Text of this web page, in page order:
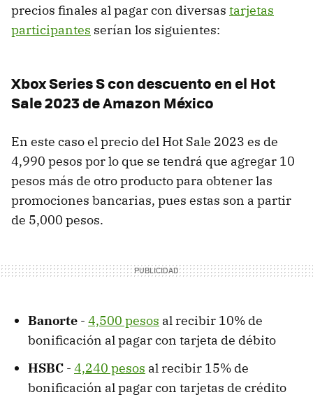
precios finales al pagar con diversas tarjetas
participantes serían los siguientes:
Xbox Series S con descuento en el Hot
Sale 2023 de Amazon México
En este caso el precio del Hot Sale 2023 es de
4,990 pesos por lo que se tendrá que agregar 10
pesos más de otro producto para obtener las
promociones bancarias, pues estas son a partir
de 5,000 pesos.
Banorte - 4,500 pesos al recibir 10% de
bonificación al pagar con tarjeta de débito
HSBC - 4,240 pesos al recibir 15% de
bonificación al pagar con tarjetas de crédito